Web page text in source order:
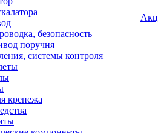
безопасность
поручня
системы контроля
крепежа